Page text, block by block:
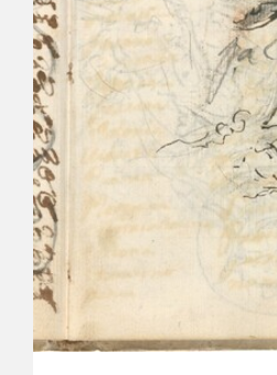
EDICIONES
PUBLICACIONES
SHOP
ONLINE SHOP
EDUCA